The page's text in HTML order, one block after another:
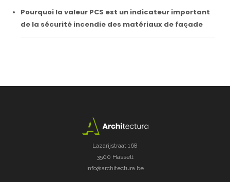
Pourquoi la valeur PCS est un indicateur important
de la sécurité incendie des matériaux de façade
Lazarijstraat 168
3500 Hasselt
info@architectura.be